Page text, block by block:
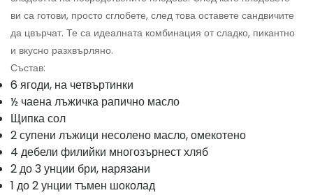
ви са готови, просто сглобете, след това оставете сандвичите
да цвърчат. Те са идеалната комбинация от сладко, пикантно
и вкусно разхвърляно.
Състав:
6 ягоди, на четвъртинки
½ чаена лъжичка рапично масло
Щипка сол
2 супени лъжици несолено масло, омекотено
4 дебели филийки многозърнест хляб
2 до 3 унции бри, нарязани
1 до 2 унции тъмен шоколад